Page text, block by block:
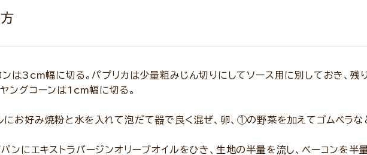
ンは3cm幅に切る。パプリカは少量粗みじん切りにしてソース用に別しておき、残
ヤングコーンは1cm幅に切る。
にお好み焼粉と水を入れて泡だて器で良く混ぜ、卵、①の野菜を加えてゴムベラな
パンにエキストラバージンオリーブオイルをひき、生地の半量を流し、ベーコンを半